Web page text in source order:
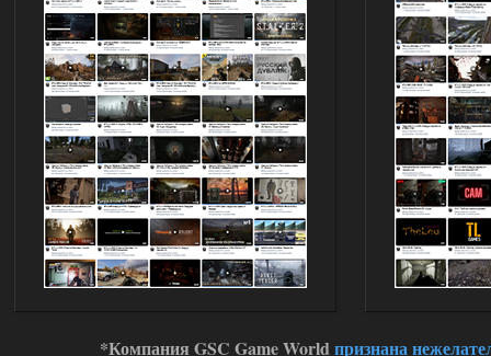
*Компания GSC Game Worldпризнана